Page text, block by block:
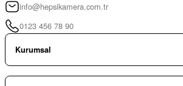
info@hepsikamera.com.tr
0123 456 78 90
Kurumsal